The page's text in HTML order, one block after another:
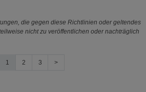
die gegen diese Richtlinien oder geltendes
nicht zu veröffentlichen oder nachträglich
1 2 3 >